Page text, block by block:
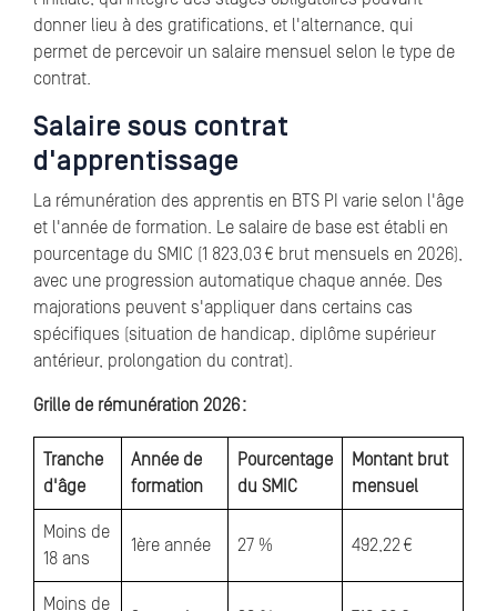
donner lieu à des gratifications, et l'alternance, qui
permet de percevoir un salaire mensuel selon le type de
contrat.
Salaire sous contrat
d'apprentissage
La rémunération des apprentis en BTS PI varie selon l'âge
et l'année de formation. Le salaire de base est établi en
pourcentage du SMIC (1 823,03 € brut mensuels en 2026),
avec une progression automatique chaque année. Des
majorations peuvent s'appliquer dans certains cas
spécifiques (situation de handicap, diplôme supérieur
antérieur, prolongation du contrat).
Grille de rémunération 2026 :
Tranche
d'âge
Année de
formation
Pourcentage
du SMIC
Montant brut
mensuel
Moins de
18 ans
1ère année 27 % 492,22 €
Moins de